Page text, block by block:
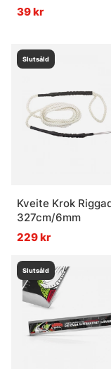
Vad är ett
39 kr
Slutsåld
Kveite Krok
327cm/6mm
229 kr
Slutsåld